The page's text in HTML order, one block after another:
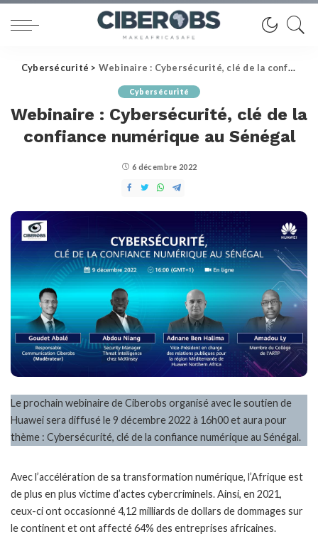
Cybersécurité > Webinaire : Cybersécurité, clé de la confiance numérique au Sénégal
Cybersécurité
Webinaire : Cybersécurité, clé de la
confiance numérique au Sénégal
6 décembre 2022
Le prochain webinaire de Ciberobs organisé avec le soutien de
Huawei sera diffusé le 9 décembre 2022 à 16h00 et aura pour
thème : Cybersécurité, clé de la confiance numérique au Sénégal.
Avec l’accélération de sa transformation numérique, l’Afrique est
de plus en plus victime d’actes cybercriminels. Ainsi, en 2021,
ceux-ci ont occasionné 4,12 milliards de dollars de dommages sur
le continent et ont affecté 64% des entreprises africaines.